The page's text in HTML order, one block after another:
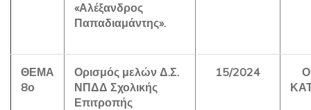
«Αλέξανδρος
Παπαδιαμάντης».
ΘΕΜΑ
8ο
Ορισμός μελών Δ.Σ.
ΝΠΔΔ Σχολικής
Επιτροπής
15/2024